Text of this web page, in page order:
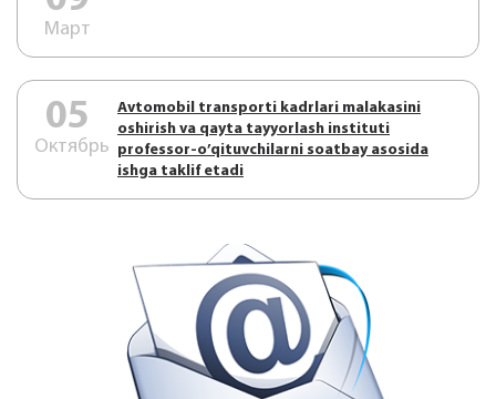
Март
05
Октябрь
Аvtоmоbil trаnspоrti kаdrlаri mаlаkаsini
оshirish vа qаytа tаyyorlаsh instituti
prоfеssоr-o’qituvchilаrni sоаtbаy аsоsidа
ishgа tаklif etаdi